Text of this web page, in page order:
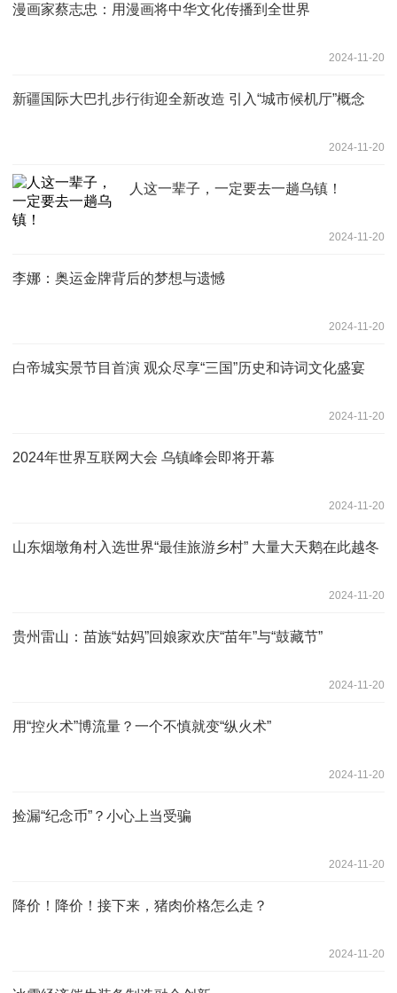
漫画家蔡志忠：用漫画将中华文化传播到全世界
2024-11-20
新疆国际大巴扎步行街迎全新改造 引入“城市候机厅”概念
2024-11-20
人这一辈子，一定要去一趟乌镇！
2024-11-20
李娜：奥运金牌背后的梦想与遗憾
2024-11-20
白帝城实景节目首演 观众尽享“三国”历史和诗词文化盛宴
2024-11-20
2024年世界互联网大会 乌镇峰会即将开幕
2024-11-20
山东烟墩角村入选世界“最佳旅游乡村” 大量大天鹅在此越冬
2024-11-20
贵州雷山：苗族“姑妈”回娘家欢庆“苗年”与“鼓藏节”
2024-11-20
用“控火术”博流量？一个不慎就变“纵火术”
2024-11-20
捡漏“纪念币”？小心上当受骗
2024-11-20
降价！降价！接下来，猪肉价格怎么走？
2024-11-20